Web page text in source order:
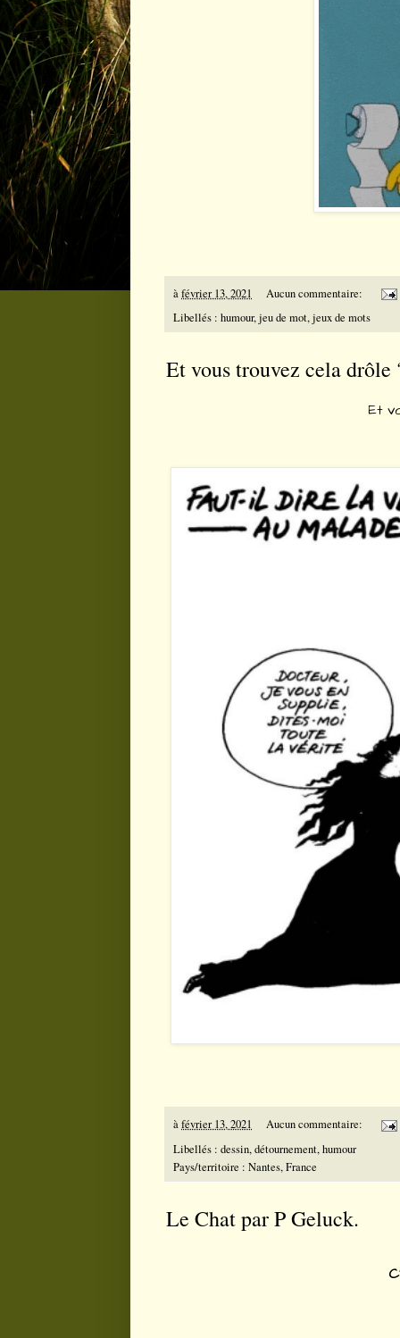
àfévrier 13, 2021
Aucun commentaire:
Libellés : humour,jeu de mot,jeux de mots
Et vous trouvez cela drôle
Et
àfévrier 13, 2021
Aucun commentaire:
Libellés : dessin,détournement,humour
Pays/territoire : Nantes, France
Le Chat par P Geluck.